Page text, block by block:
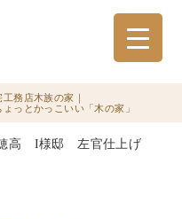
務店木族の家｜
っとかっこいい「木の家」
高 I様邸 左官仕上げ